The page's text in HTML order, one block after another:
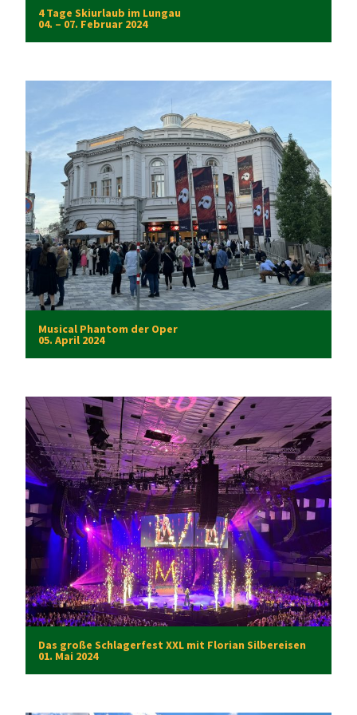
4 Tage Skiurlaub im Lungau
04. – 07. Februar 2024
Musical Phantom der Oper
05. April 2024
Das große Schlagerfest XXL mit Florian Silbereisen
01. Mai 2024